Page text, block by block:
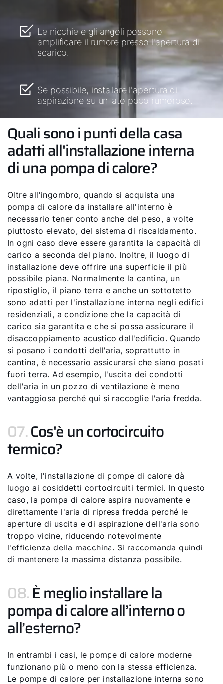
Le nicchie e gli angoli possono
amplificare il rumore presso l'apertura di
scarico.
Se possibile, installare l'apertura di
aspirazione su un lato poco rumoroso.
Quali sono i punti della casa
adatti all'installazione interna
di una pompa di calore?
Oltre all'ingombro, quando si acquista una
pompa di calore da installare all'interno è
necessario tener conto anche del peso, a volte
piuttosto elevato, del sistema di riscaldamento.
In ogni caso deve essere garantita la capacità di
carico a seconda del piano. Inoltre, il luogo di
installazione deve offrire una superficie il più
possibile piana. Normalmente la cantina, un
ripostiglio, il piano terra e anche un sottotetto
sono adatti per l'installazione interna negli edifici
residenziali, a condizione che la capacità di
carico sia garantita e che si possa assicurare il
disaccoppiamento acustico dall'edificio. Quando
si posano i condotti dell'aria, soprattutto in
cantina, è necessario assicurarsi che siano posati
fuori terra. Ad esempio, l'uscita dei condotti
dell'aria in un pozzo di ventilazione è meno
vantaggiosa perché qui si raccoglie l'aria fredda.
07.Cos'è un cortocircuito
termico?
A volte, l'installazione di pompe di calore dà
luogo ai cosiddetti cortocircuiti termici. In questo
caso, la pompa di calore aspira nuovamente e
direttamente l'aria di ripresa fredda perché le
aperture di uscita e di aspirazione dell'aria sono
troppo vicine, riducendo notevolmente
l'efficienza della macchina. Si raccomanda quindi
di mantenere la massima distanza possibile.
08.È meglio installare la
pompa di calore all’interno o
all’esterno?
In entrambi i casi, le pompe di calore moderne
funzionano più o meno con la stessa efficienza.
Le pompe di calore per installazione interna sono